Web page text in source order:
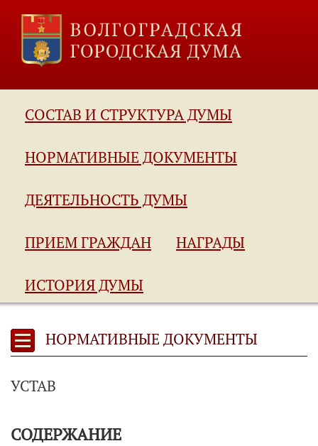
СОСТАВ И СТРУКТУРА ДУМЫ
НОРМАТИВНЫЕ ДОКУМЕНТЫ
ДЕЯТЕЛЬНОСТЬ ДУМЫ
ПРИЕМ ГРАЖДАН НАГРАДЫ
ИСТОРИЯ ДУМЫ
НОРМАТИВНЫЕ ДОКУМЕНТЫ
УСТАВ
СОДЕРЖАНИЕ